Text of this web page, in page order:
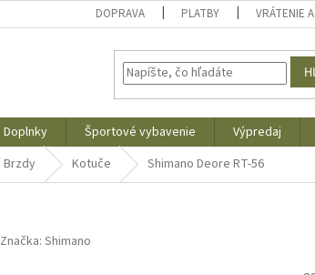
DOPRAVA PLATBY VRÁTENIE
Doplnky Športové vybavenie Výpredaj
Brzdy Kotuče Shimano Deore RT-56
Značka: Shimano